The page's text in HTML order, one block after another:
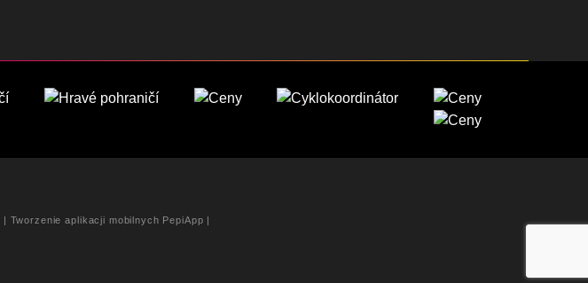
| Tworzenie aplikacji mobilnych PepiApp |